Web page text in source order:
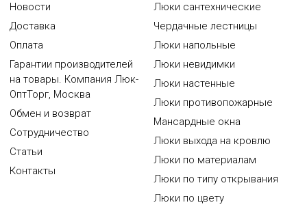
Новости
Доставка
Оплата
Гарантии производителей
на товары. Компания Люк-
ОптТорг, Москва
Обмен и возврат
Сотрудничество
Статьи
Контакты
Люки сантехнические
Чердачные лестницы
Люки напольные
Люки невидимки
Люки настенные
Люки противопожарные
Мансардные окна
Люки выхода на кровлю
Люки по материалам
Люки по типу открывания
Люки по цвету